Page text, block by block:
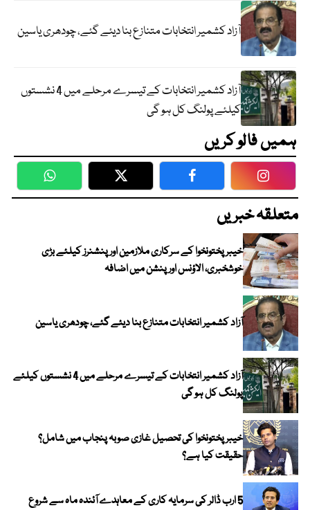
آزاد کشمیر انتخابات متنازع بنا دیئے گئے، چودھری یاسین
آزاد کشمیر انتخابات کے تیسرے مرحلے میں 4 نشستوں
کیلئے پولنگ کل ہو گی
ہمیں فالو کریں
WhatsApp Twitter Facebook
متعلقہ خبریں
خیبرپختونخوا کے سرکاری ملازمین اور پنشنرز کیلئے بڑی
خوشخبری، الاؤنس اور پنشن میں اضافہ
آزاد کشمیر انتخابات متنازع بنا دیئے گئے، چودھری یاسین
آزاد کشمیر انتخابات کے تیسرے مرحلے میں 4 نشستوں کیلئے
پولنگ کل ہو گی
خیبر پختونخوا کی تحصیل غازی صوبہ پنجاب میں شامل؟
حقیقت کیا ہے؟
5 ارب ڈالر کی سرمایہ کاری کے معاہدے آئندہ ماہ سے شروع